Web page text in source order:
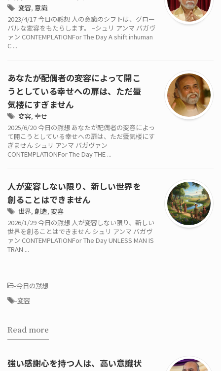
変容, 意識
2023/4/17 今日の黙想 人の意識のシフトは、グロー
バルな変容をもたらします。 −シュリ アンマ バガヴ
ァン CONTEMPLATIONFor The Day A shift inhuman
C ...
あなたが配偶者の変容によって開こ
うとしている幸せへの扉は、ただ蜃
気楼にすぎません
変容, 幸せ
2025/6/20 今日の黙想 あなたが配偶者の変容によっ
て開こうとしている幸せへの扉は、ただ蜃気楼にす
ぎません シュリ アンマ バガヴァン
CONTEMPLATIONFor The Day THE ...
人が変容しない限り、新しい世界を
創ることはできません
世界, 創造, 変容
2026/1/29 今日の黙想 人が変容しない限り、新しい
世界を創ることはできません シュリ アンマ バガヴ
ァン CONTEMPLATIONFor The Day UNLESS MAN IS
TRAN ...
-今日の黙想
-変容
Read more
強い感謝心を持つ人は、高い意識状